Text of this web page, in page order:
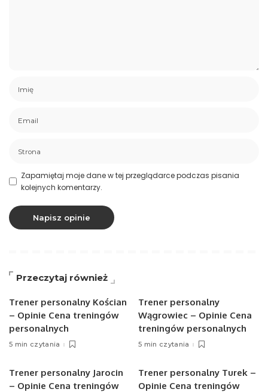
Zapamiętaj moje dane w tej przeglądarce podczas pisania
kolejnych komentarzy.
Przeczytaj również
Trener personalny Kościan
– Opinie Cena treningów
personalnych
5 min czytania
Trener personalny
Wągrowiec – Opinie Cena
treningów personalnych
5 min czytania
Trener personalny Jarocin
– Opinie Cena treningów
Trener personalny Turek –
Opinie Cena treningów